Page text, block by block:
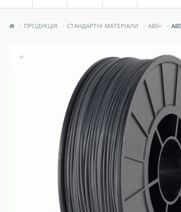
ПРОДУКЦІЯ СТАНДАРТНІ МАТЕРІАЛИ ABS+
+